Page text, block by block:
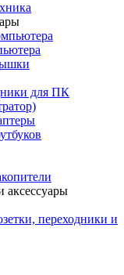
для ПК
аксессуары
переходники и